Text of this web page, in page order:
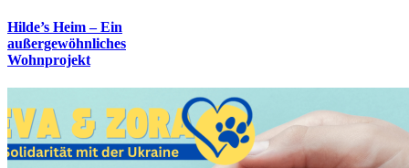
Hilde’s Heim – Ein
außergewöhnliches
Wohnprojekt